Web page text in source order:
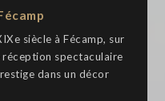
siècle à Fécamp, sur
réception spectaculaire
dans un décor